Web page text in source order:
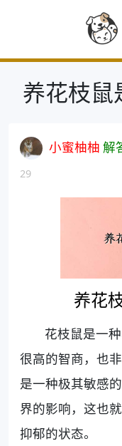
养花枝鼠
小蜜柚柚 解
29
养花
花枝鼠是一
很高的智商，也
是一种极其敏感
界的影响，这也
抑郁的状态。